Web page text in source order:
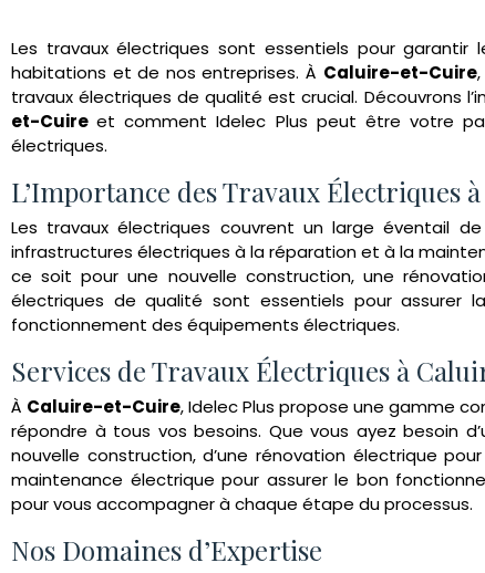
Les travaux électriques sont essentiels pour
habitations et de nos entreprises. À Caluire-et-Cuire
travaux électriques de qualité est crucial. Découvrons
et-Cuireet comment Idelec Plus peut être votre
électriques.
L’Importance des Travaux Électriques
Les travaux électriques couvrent un large éventail
infrastructures électriques à la réparation et à la
ce soit pour une nouvelle construction, une
électriques de qualité sont essentiels pour
fonctionnement des équipements électriques.
Services de Travaux Électriques à
À Caluire-et-Cuire, Idelec Plus propose une gamme
répondre à tous vos besoins. Que vous ayez besoin
nouvelle construction, d’une rénovation électrique
maintenance électrique pour assurer le bon
pour vous accompagner à chaque étape du processus.
Nos Domaines d’Expertise